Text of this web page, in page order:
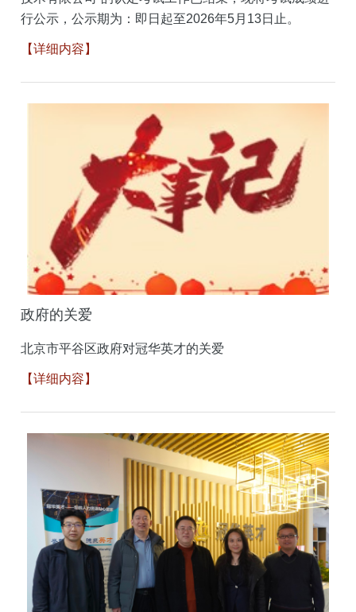
行公示，公示期为：即日起至2026年5月13日止。
【详细内容】
​政府的关爱
北京市平谷区政府对冠华英才的关爱
【详细内容】